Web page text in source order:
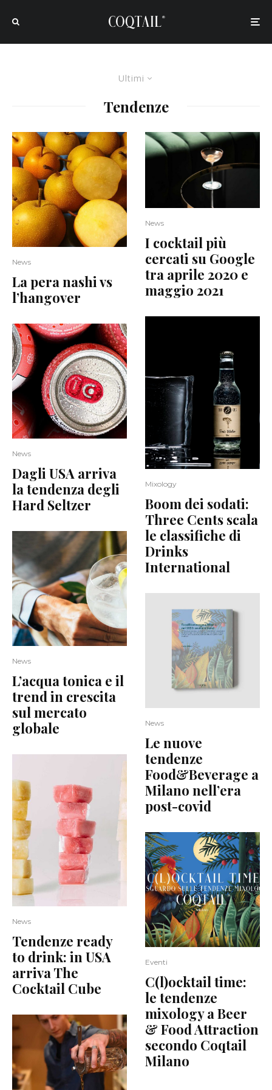
Ultimi
Tendenze
News
La pera nashi vs
l’hangover
News
Dagli USA arriva
la tendenza degli
Hard Seltzer
News
L’acqua tonica e il
trend in crescita
sul mercato
globale
News
Tendenze ready
to drink: in USA
arriva The
Cocktail Cube
News
I cocktail più
cercati su Google
tra aprile 2020 e
maggio 2021
Mixology
Boom dei sodati:
Three Cents scala
le classifiche di
Drinks
International
News
Le nuove
tendenze
Food&Beverage a
Milano nell’era
post-covid
Eventi
C(l)ocktail time:
le tendenze
mixology a Beer
& Food Attraction
secondo Coqtail
Milano